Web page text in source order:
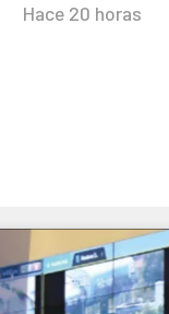
Hace 20 horas